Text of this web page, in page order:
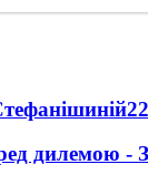
дилемою -